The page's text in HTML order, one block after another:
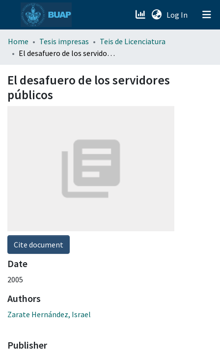
Log In (current)
menu.section.about_menu
Home Tesis impresas
Teis de Licenciatura
El desafuero de los servidores públicos
El desafuero de los servidores
públicos
Cite document
Date
2005
Authors
Zarate Hernández, Israel
Publisher